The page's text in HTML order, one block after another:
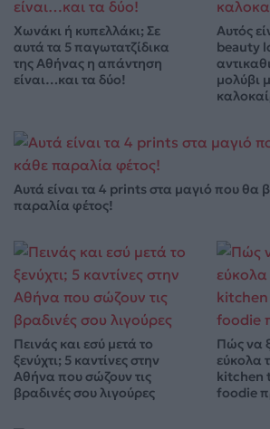
Χωνάκι ή κυπελλάκι; Σε
αυτά τα 5 παγωτατζίδικα
της Αθήνας η απάντηση
είναι…και τα δύο!
Αυτός
beauty
μολύβι
Αυτά είναι τα 4 prints στα μαγιό που θα
παραλία φέτος!
Πεινάς και εσύ μετά το
ξενύχτι; 5 καντίνες στην
Αθήνα που σώζουν τις
βραδινές σου λιγούρες
Πώς να
εύκολα
kitchen
foodie